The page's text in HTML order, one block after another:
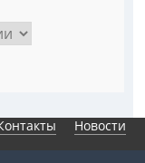
Новости